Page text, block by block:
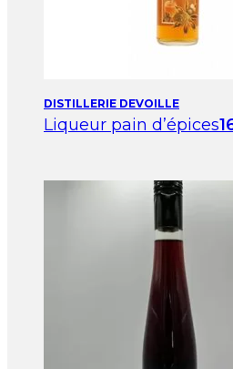
DISTILLERIE DEVOILLE
Liqueur pain d’épices